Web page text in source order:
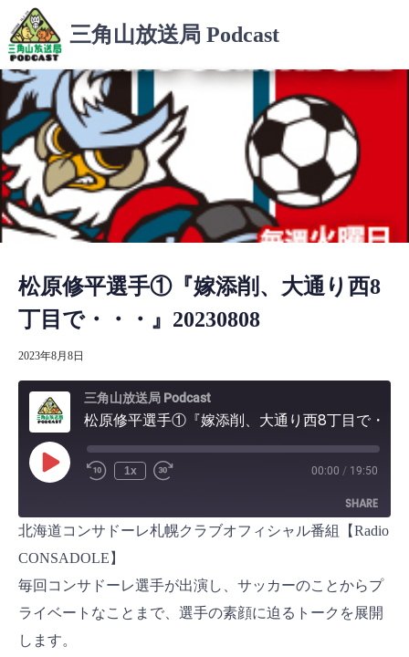
ン
テ
ン
へ
ス
キ
ッ
プ
三角山放送局 Podcast
松原修平選手①『嫁添削、大通り西8
丁目で・・・』20230808
2023年8月8日
三角山放送局 Podcast
P
l
E
p
s
d
e
1x 00:00 / 19:50
SHARE
SHARE
LINK
EMBED
北海道コンサドーレ札幌クラブオフィシャル番組【Radio
CONSADOLE】
毎回コンサドーレ選手が出演し、サッカーのことからプ
ライベートなことまで、選手の素顔に迫るトークを展開
します。